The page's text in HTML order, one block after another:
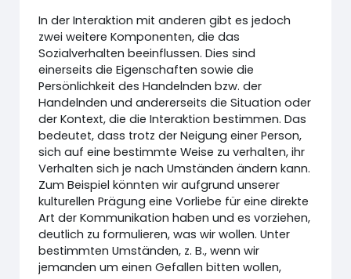
In der Interaktion mit anderen gibt es jedoch
zwei weitere Komponenten, die das
Sozialverhalten beeinflussen. Dies sind
einerseits die Eigenschaften sowie die
Persönlichkeit des Handelnden bzw. der
Handelnden und andererseits die Situation oder
der Kontext, die die Interaktion bestimmen. Das
bedeutet, dass trotz der Neigung einer Person,
sich auf eine bestimmte Weise zu verhalten, ihr
Verhalten sich je nach Umständen ändern kann.
Zum Beispiel könnten wir aufgrund unserer
kulturellen Prägung eine Vorliebe für eine direkte
Art der Kommunikation haben und es vorziehen,
deutlich zu formulieren, was wir wollen. Unter
bestimmten Umständen, z. B., wenn wir
jemanden um einen Gefallen bitten wollen,